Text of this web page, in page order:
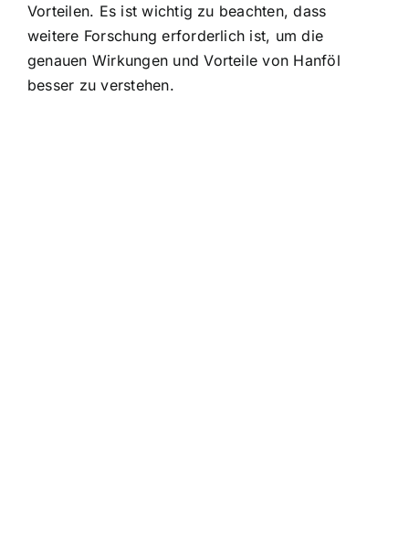
Vorteilen. Es ist wichtig zu beachten, dass
weitere Forschung erforderlich ist, um die
genauen Wirkungen und Vorteile von Hanföl
besser zu verstehen.